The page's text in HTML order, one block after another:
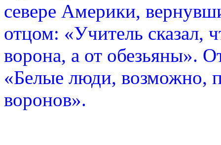
севере Америки,
отцом: «Учитель сказал,
ворона, а от обезьяны».
«Белые люди, возможно,
воронов».